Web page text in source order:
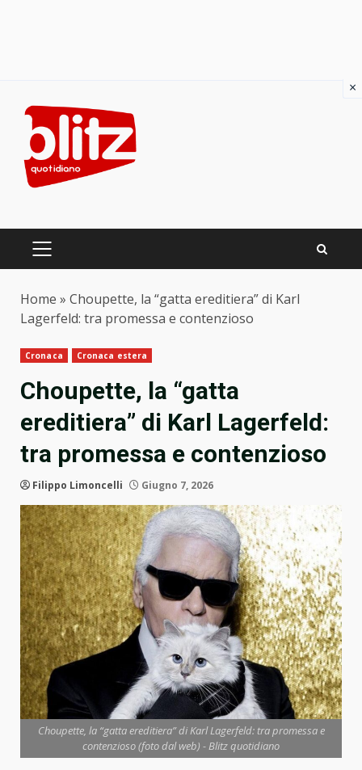
content
PRIMARY
Home » Choupette, la “gatta ereditiera” di Karl
Lagerfeld: tra promessa e contenzioso
Cronaca Cronaca estera
Choupette, la “gatta
ereditiera” di Karl Lagerfeld:
tra promessa e contenzioso
Filippo Limoncelli Giugno 7, 2026
Choupette, la “gatta ereditiera” di Karl Lagerfeld: tra promessa e
contenzioso (foto dal web) - Blitz quotidiano
×